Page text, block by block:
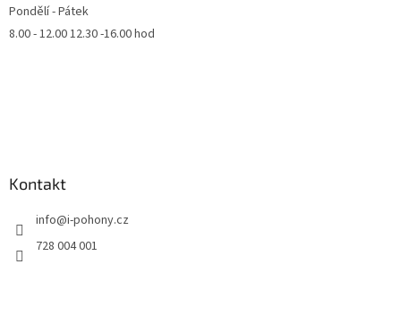
Pondělí - Pátek
8.00 - 12.00 12.30 -16.00 hod
Kontakt
info@i-pohony.cz
728 004 001